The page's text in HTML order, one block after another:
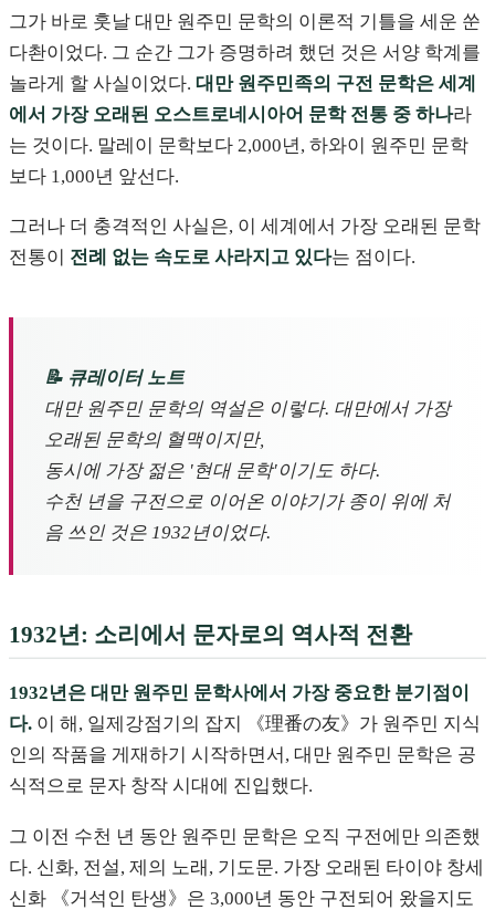
그가 바로 훗날 대만 원주민 문학의 이론적 기틀을 세운 쑨
다촨이었다. 그 순간 그가 증명하려 했던 것은 서양 학계를
놀라게 할 사실이었다. 대만 원주민족의 구전 문학은 세계
에서 가장 오래된 오스트로네시아어 문학 전통 중 하나라
는 것이다. 말레이 문학보다 2,000년, 하와이 원주민 문학
보다 1,000년 앞선다.
그러나 더 충격적인 사실은, 이 세계에서 가장 오래된 문학
전통이 전례 없는 속도로 사라지고 있다는 점이다.
📝 큐레이터 노트
대만 원주민 문학의 역설은 이렇다. 대만에서 가장
오래된 문학의 혈맥이지만,
동시에 가장 젊은 '현대 문학'이기도 하다.
수천 년을 구전으로 이어온 이야기가 종이 위에 처
음 쓰인 것은 1932년이었다.
1932년: 소리에서 문자로의 역사적 전환
1932년은 대만 원주민 문학사에서 가장 중요한 분기점이
다. 이 해, 일제강점기의 잡지 《理番の友》가 원주민 지식
인의 작품을 게재하기 시작하면서, 대만 원주민 문학은 공
식적으로 문자 창작 시대에 진입했다.
그 이전 수천 년 동안 원주민 문학은 오직 구전에만 의존했
다. 신화, 전설, 제의 노래, 기도문. 가장 오래된 타이야 창세
신화 《거석인 탄생》은 3,000년 동안 구전되어 왔을지도